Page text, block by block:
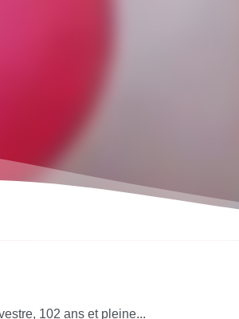
102 ans et pleine...